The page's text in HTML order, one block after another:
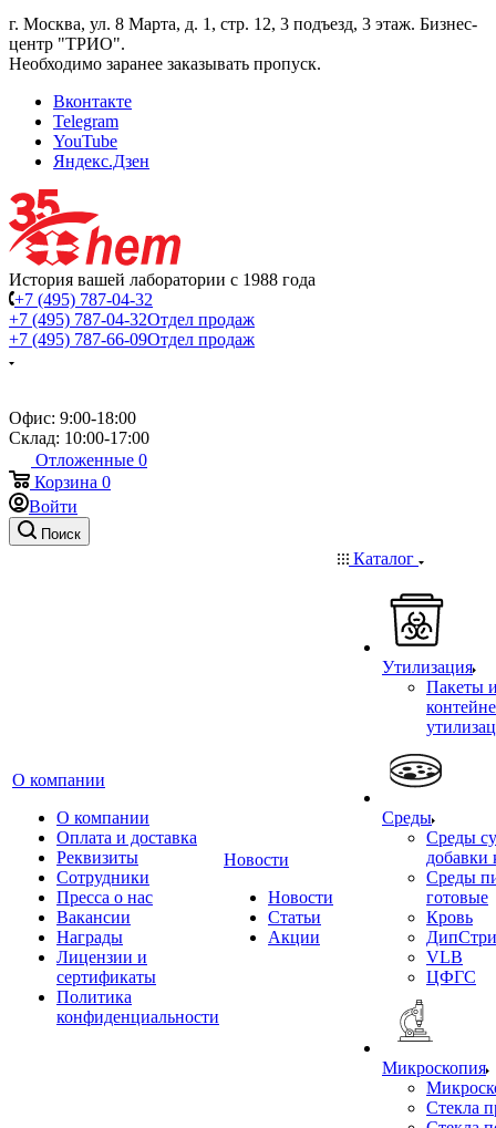
г. Москва, ул. 8 Марта, д. 1, стр. 12, 3 подъезд, 3 этаж. Бизнес-
центр "ТРИО".
Необходимо заранее заказывать пропуск.
Вконтакте
Telegram
YouTube
Яндекс.Дзен
История вашей лаборатории с 1988 года
+7 (495) 787-04-32
+7 (495) 787-04-32Отдел продаж
+7 (495) 787-66-09Отдел продаж
Офис: 9:00-18:00
Склад: 10:00-17:00
Отложенные 0
Корзина 0
Войти
Поиск
О компании
О компании
Оплата и доставка
Реквизиты
Сотрудники
Пресса о нас
Вакансии
Награды
Лицензии и
сертификаты
Политика
конфиденциальности
Новости
Новости
Статьи
Акции
Каталог
Утилизация
Пакеты
Среды
Среды
добавки
Среды
готовые
Кровь
VLB
ЦФГС
Микроскопия
Стекла